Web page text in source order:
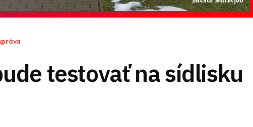
testovať na sídlisku